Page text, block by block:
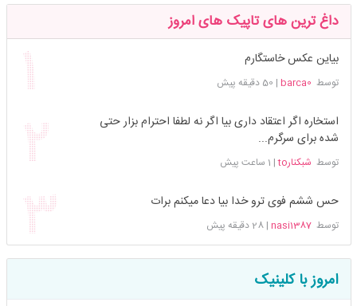
داغ ترین های تاپیک های امروز
بیاین عکس خاستگارم
توسط barca0
| 50 دقیقه پیش
استخاره اگر اعتقاد داری بیا اگر نه لطفا احترام بزار حتی
شده برای سرگرم...
توسط شبکنارto | 1 ساعت پیش
حس ششم فوی ترو خدا بیا دعا میکنم برات
توسطnasi1387
|28 دقیقه پیش
امروز با کلینیک